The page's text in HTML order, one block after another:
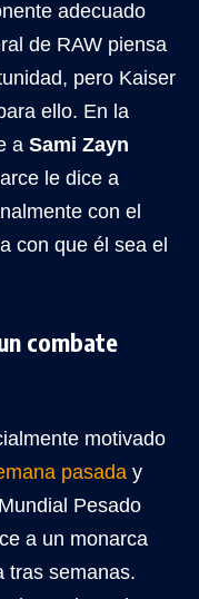
adecuado
de RAW piensa
pero Kaiser
ello. En la
a Sami Zayn
le dice a
con el
con que él sea el
combate
motivado
pasada y
Pesado
a un monarca
tras semanas.